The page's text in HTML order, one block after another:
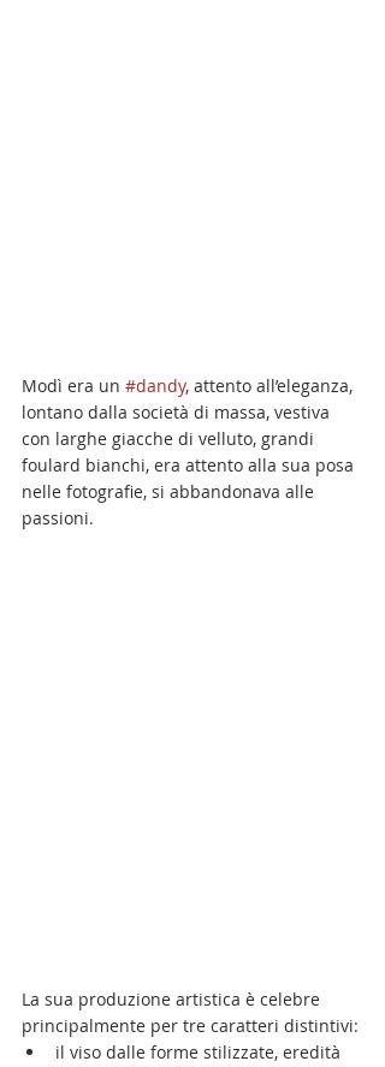
Modì era un #dandy, attento all’eleganza,
lontano dalla società di massa, vestiva
con larghe giacche di velluto, grandi
foulard bianchi, era attento alla sua posa
nelle fotografie, si abbandonava alle
passioni.
La sua produzione artistica è celebre
principalmente per tre caratteri distintivi:
il viso dalle forme stilizzate, eredità